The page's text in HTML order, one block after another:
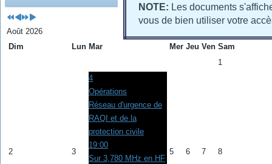
Août 2026
Dim
Lun Mar Mer Jeu Ven Sam
1
2 3
4
Opérations
Réseau d'urgence de
RAQI et de la
protection civile
19:00
Sur 3,780 MHz en HF
5 6 7 8
NOTE: Les documents
vous de bien utiliser votre